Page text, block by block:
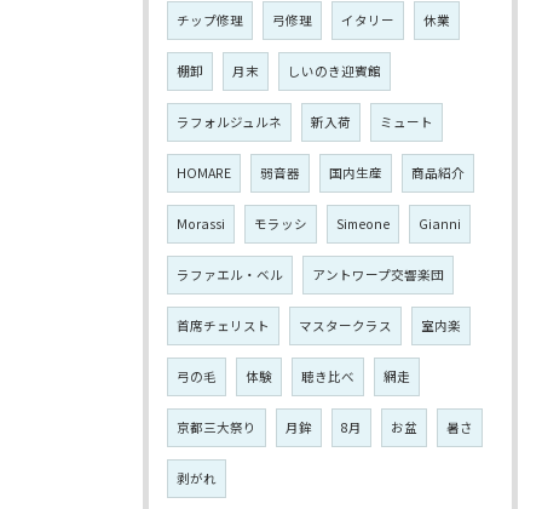
チップ修理 弓修理 イタリー 休業
棚卸 月末 しいのき迎賓館
ラフォルジュルネ 新入荷 ミュート
HOMARE 弱音器 国内生産 商品紹介
Morassi モラッシ Simeone Gianni
ラファエル・ベル アントワープ交響楽団
首席チェリスト マスタークラス 室内楽
弓の毛 体験 聴き比べ 網走
京都三大祭り 月鉾 8月 お盆 暑さ
剥がれ